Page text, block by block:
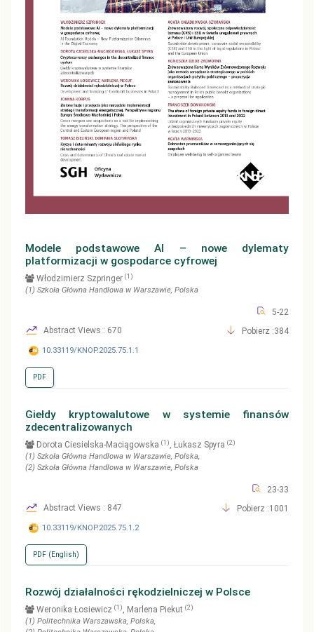
Modele podstawowe AI – nowe dylematy
platformizacji w gospodarce cyfrowej
Włodzimierz Szpringer (1)
(1) Szkoła Główna Handlowa w Warszawie, Polska
5-22
Abstract Views : 670
Pobierz :384
10.33119/KNOP.2025.75.1.1
PDF
Giełdy kryptowalutowe w systemie finansów
zdecentralizowanych
Dorota Ciesielska-Maciągowska (1) , Łukasz Spyra (2)
(1) Szkoła Główna Handlowa w Warszawie, Polska,
(2) Szkoła Główna Handlowa w Warszawie, Polska
23-33
Abstract Views : 847
Pobierz :1001
10.33119/KNOP.2025.75.1.2
PDF (English)
Rozwój działalności rękodzielniczej w Polsce
Weronika Łosiewicz (1) , Marlena Piekut (2)
(1) Politechnika Warszawska, Polska,